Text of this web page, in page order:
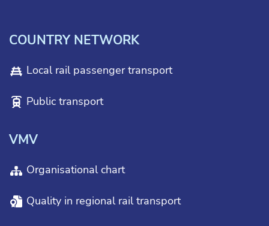
COUNTRY NETWORK
Local rail passenger transport
Public transport
VMV
Organisational chart
Quality in regional rail transport